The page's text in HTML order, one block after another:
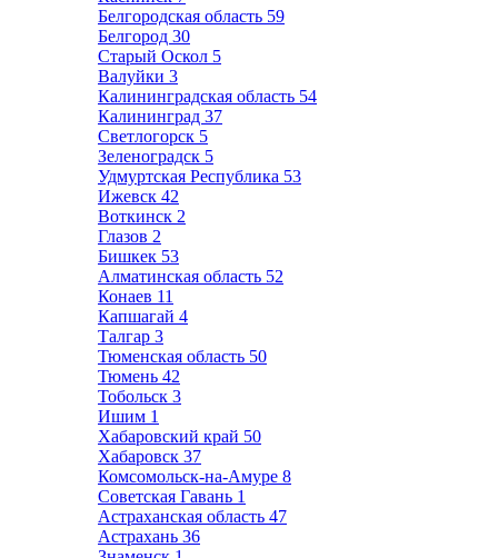
Белгородская область 59
Белгород 30
Старый Оскол 5
Валуйки 3
Калининградская область 54
Калининград 37
Светлогорск 5
Зеленоградск 5
Удмуртская Республика 53
Ижевск 42
Воткинск 2
Глазов 2
Бишкек 53
Алматинская область 52
Конаев 11
Капшагай 4
Талгар 3
Тюменская область 50
Тюмень 42
Тобольск 3
Ишим 1
Хабаровский край 50
Хабаровск 37
Комсомольск-на-Амуре 8
Советская Гавань 1
Астраханская область 47
Астрахань 36